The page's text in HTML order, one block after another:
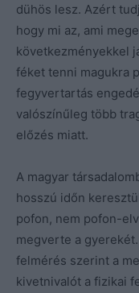
dühös lesz. Azért
hogy mi az, ami
következményekkel
féket tenni magukra
fegyvertartás
valószínűleg több
előzés miatt.
A magyar
hosszú időn
pofon, nem pofon-
megverte a
felmérés szerint a
kivetnivalót a fizikai